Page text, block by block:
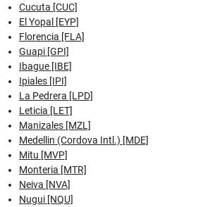
Cucuta [CUC]
El Yopal [EYP]
Florencia [FLA]
Guapi [GPI]
Ibague [IBE]
Ipiales [IPI]
La Pedrera [LPD]
Leticia [LET]
Manizales [MZL]
Medellin (Cordova Intl.) [MDE]
Mitu [MVP]
Monteria [MTR]
Neiva [NVA]
Nugui [NQU]